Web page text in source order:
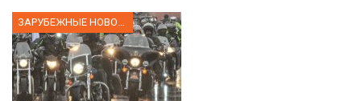
ЗАРУБЕЖНЫЕ НОВОСТИ